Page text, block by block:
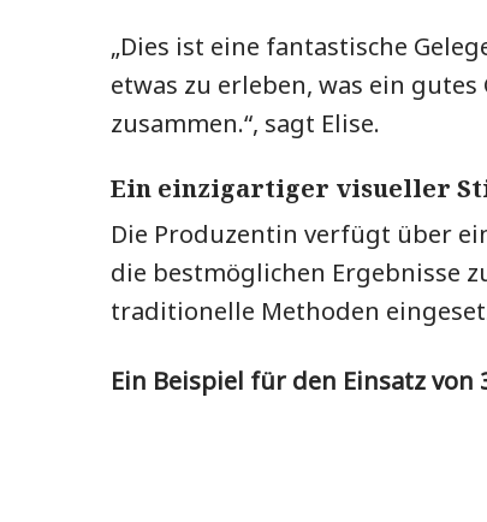
„Dies ist eine fantastische
etwas zu erleben, was ein
zusammen.“, sagt Elise.
Ein einzigartiger visueller
Die Produzentin verfügt über
die bestmöglichen Ergebnisse
traditionelle Methoden
Ein Beispiel für den Einsatz